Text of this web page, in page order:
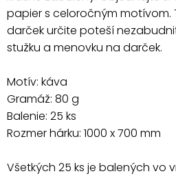
papier s celoročným motívom.
darček určite poteší
stužku a menovku na darček.
Motív: káva
Gramáž: 80 g
Balenie: 25 ks
Rozmer hárku: 1000 x 700 mm
Všetkých 25 ks je balených vo